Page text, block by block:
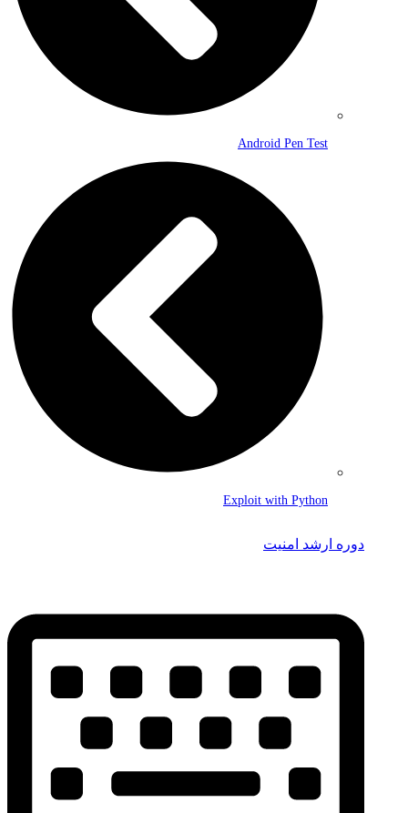
Android Pen Test
Exploit with Python
دوره ارشد امنیت